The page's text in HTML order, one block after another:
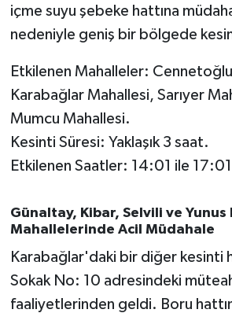
içme suyu şebeke hattına
nedeniyle geniş bir bölgede
Etkilenen Mahalleler:
Karabağlar Mahallesi, Sarıyer
Mumcu Mahallesi.
Kesinti Süresi: Yaklaşık 3 saat.
Etkilenen Saatler: 14:01 ile 17:01
Günaltay, Kibar, Selvili ve Yunus
Mahallelerinde Acil Müdahale
Karabağlar'daki bir diğer kesinti
Sokak No: 10 adresindeki
faaliyetlerinden geldi. Boru
Savaştepe
SEYAHAT
SİYASET
SPOR
SÜRMANŞET
Susurluk